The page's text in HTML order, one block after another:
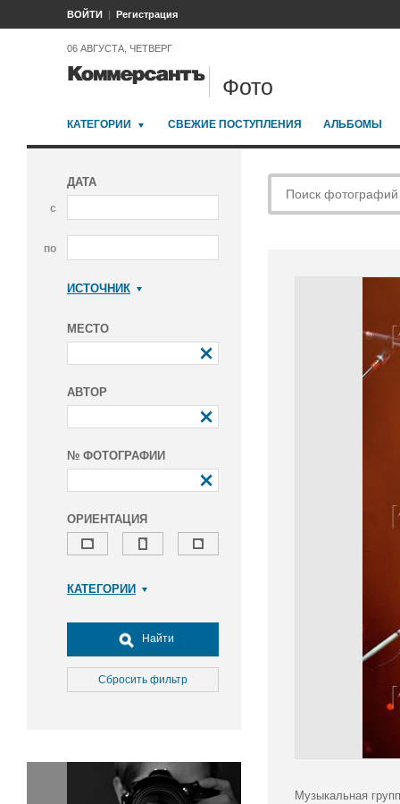
ВОЙТИ Регистрация
06 АВГУСТА, ЧЕТВЕРГ
Фото
КАТЕГОРИИ СВЕЖИЕ ПОСТУПЛЕНИЯ АЛЬБОМЫ
ДАТА
с
по
ИСТОЧНИК
МЕСТО
АВТОР
№ ФОТОГРАФИИ
ОРИЕНТАЦИЯ
КАТЕГОРИИ
Досуг, туризм и отдых
Культура
Медицина
Окружающая среда
Политика
Найти
Сбросить фильтр
Музыкальная